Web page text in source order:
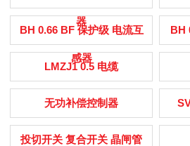
器
BH 0.66 BF 保护级 电流互
感器
BH
LMZJ1 0.5 电缆
无功补偿控制器
投切开关 复合开关 晶闸管